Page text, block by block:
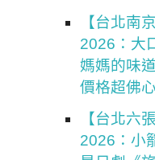
【台北南
2026：大
媽媽的味
價格超佛
【台北六
2026：小